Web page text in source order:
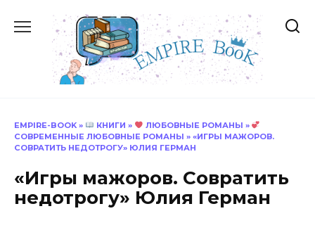
содержанию
EMPIRE-BOOK » КНИГИ » ЛЮБОВНЫЕ РОМАНЫ »
СОВРЕМЕННЫЕ ЛЮБОВНЫЕ РОМАНЫ » «ИГРЫ МАЖОРОВ.
СОВРАТИТЬ НЕДОТРОГУ» ЮЛИЯ ГЕРМАН
«Игры мажоров. Совратить
недотрогу» Юлия Герман